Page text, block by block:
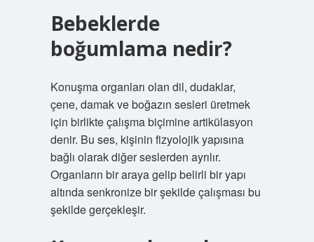
Bebeklerde
boğumlama nedir?
Konuşma organları olan dil, dudaklar,
çene, damak ve boğazın sesleri üretmek
için birlikte çalışma biçimine artikülasyon
denir. Bu ses, kişinin fizyolojik yapısına
bağlı olarak diğer seslerden ayrılır.
Organların bir araya gelip belirli bir yapı
altında senkronize bir şekilde çalışması bu
şekilde gerçekleşir.